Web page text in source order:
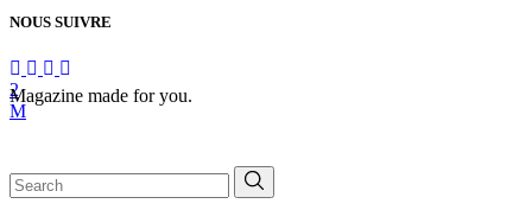
NOUS SUIVRE
Magazine made for you.
Search
for: